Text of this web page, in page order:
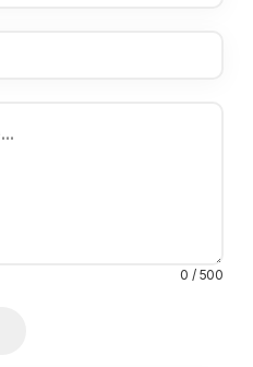
0 / 500